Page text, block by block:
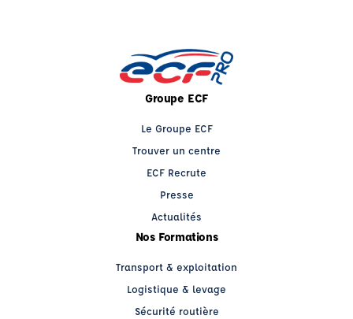
Groupe ECF
Le Groupe ECF
Trouver un centre
ECF Recrute
Presse
Actualités
Nos Formations
Transport & exploitation
Logistique & levage
Sécurité routière